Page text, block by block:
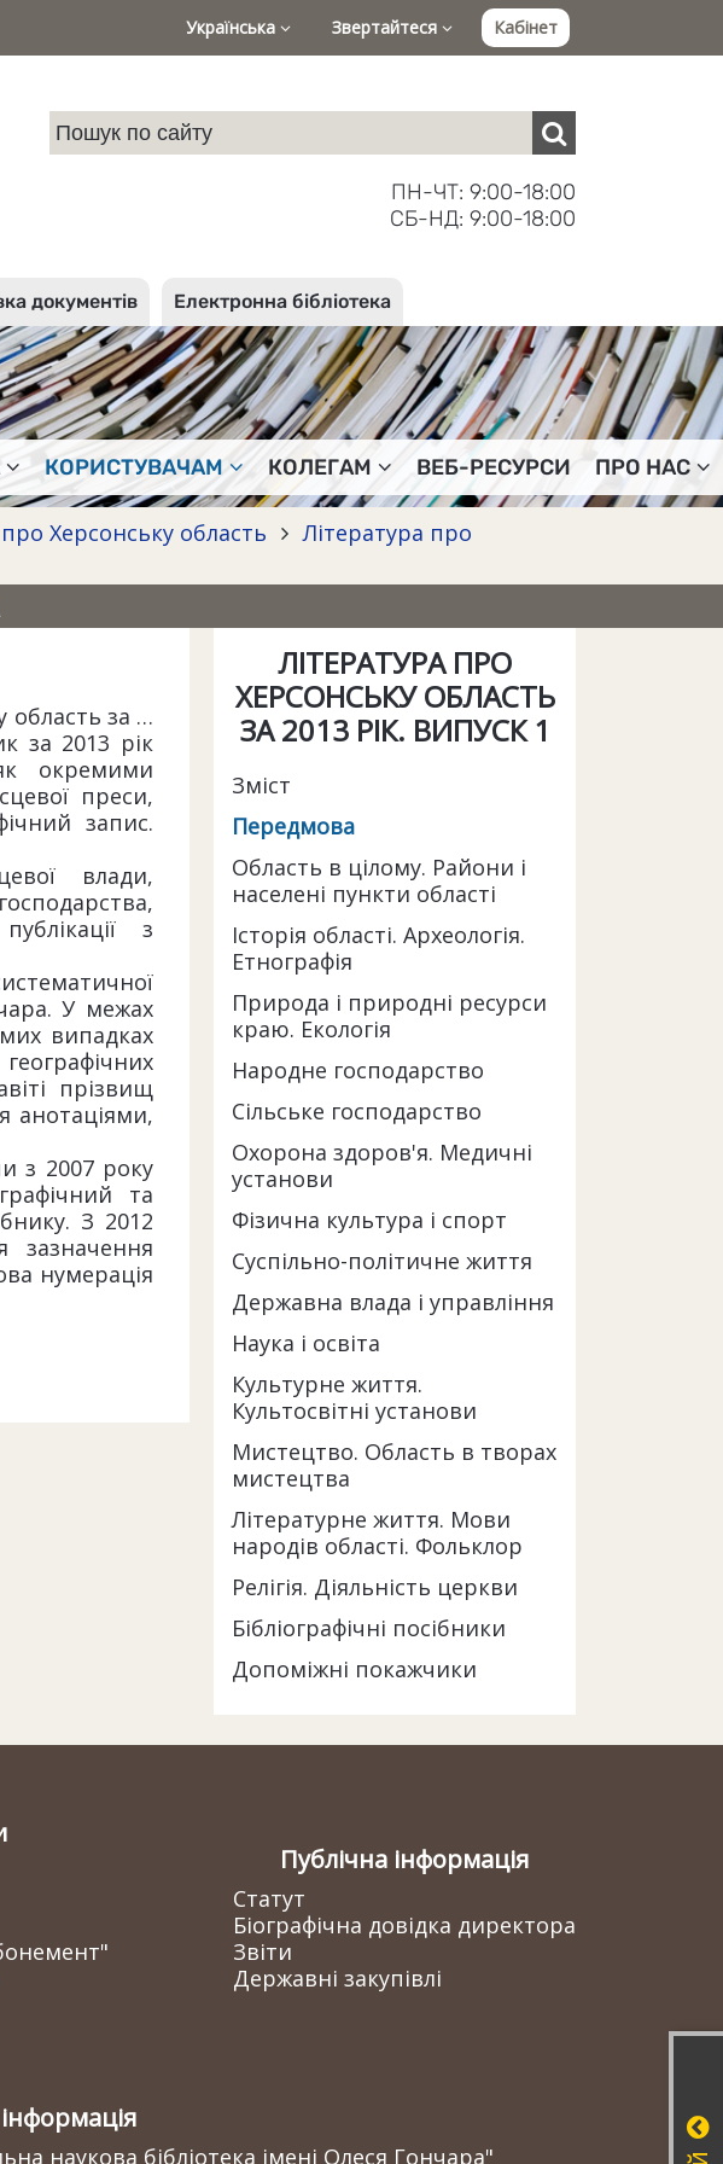
Українська Звертайтеся Кабінет
ПН-ЧТ: 9:00-18:00
СБ-НД: 9:00-18:00
документів Електронна бібліотека
КОРИСТУВАЧАМ КОЛЕГАМ ВЕБ-РЕСУРСИ ПРО НАС
Херсонську область
Література про
область за …
за 2013 рік
окремими
преси,
запис.
влади,
з
У межах
випадках
прізвищ
анотаціями,
з 2007 року
та
З 2012
зазначення
нумерація
ЛІТЕРАТУРА ПРО
ХЕРСОНСЬКУ ОБЛАСТЬ
ЗА 2013 РІК. ВИПУСК 1
Зміст
Передмова
Область в цілому. Райони і
населені пункти області
Історія області. Археологія.
Етнографія
Природа і природні ресурси
краю. Екологія
Народне господарство
Сільське господарство
Охорона здоров'я. Медичні
установи
Фізична культура і спорт
Суспільно-політичне життя
Державна влада і управління
Наука і освіта
Культурне життя.
Культосвітні установи
Мистецтво. Область в творах
мистецтва
Літературне життя. Мови
народів області. Фольклор
Релігія. Діяльність церкви
Бібліографічні посібники
Допоміжні покажчики
Публічна інформація
Статут
Біографічна довідка директора
Звіти
Державні закупівлі
наукова бібліотека імені Олеся Гончара"